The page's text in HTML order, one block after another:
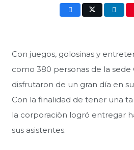
Con juegos, golosinas y
como 380 personas de la sede
disfrutaron de un gran día en
Con la finalidad de tener una
la corporaciòn logró entregar
sus asistentes.